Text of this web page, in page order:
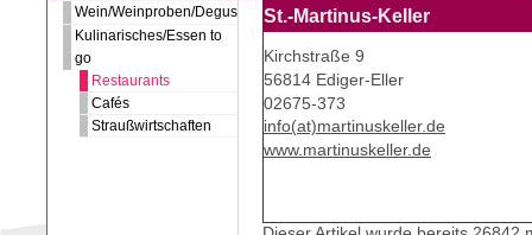
Wein/Weinproben/Degustation
Kulinarisches/Essen to
go
Restaurants
Cafés
Straußwirtschaften
St.-Martinus-Keller
Kirchstraße 9
56814 Ediger-Eller
02675-373
info(at)martinuskeller.de
www.martinuskeller.de